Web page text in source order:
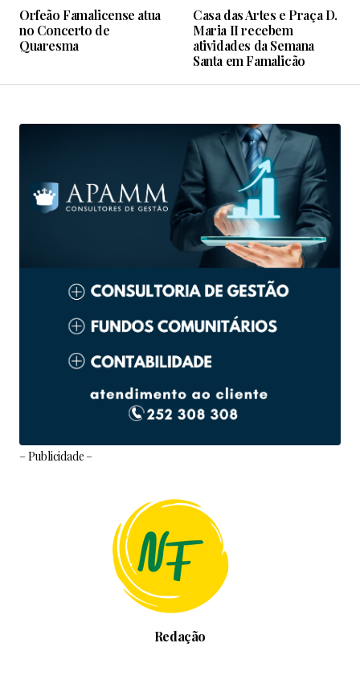
Orfeão Famalicense atua
no Concerto de
Quaresma
Casa das Artes e Praça D.
Maria II recebem
atividades da Semana
Santa em Famalicão
– Publicidade –
Redação